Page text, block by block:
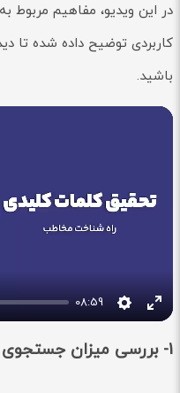
در این ویدیو، مفاهیم مربوط
کاربردی توضیح داده شده تا
باشید.
08:59
Settings
1- بررسی میزان